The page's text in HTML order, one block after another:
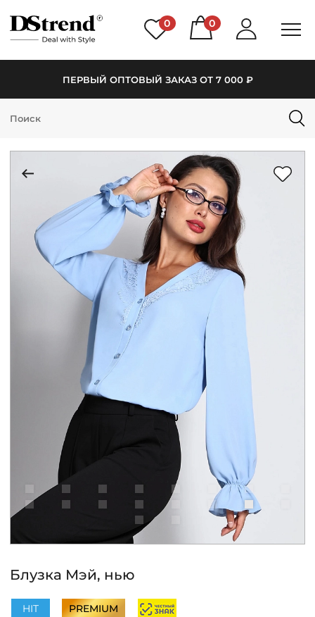
0 0
ПЕРВЫЙ ОПТОВЫЙ ЗАКАЗ ОТ 7 000 ₽
КАТАЛОГ
НОВИНКИ
PREMIUM
РАСПРОДАЖА
КОНТАКТЫ
ЖУРНАЛ
О НАС
СКИДКИ
ЧАСТО ЗАДАВАЕМЫЕ ВОПРОСЫ
Блузка Мэй, нью
HIT PREMIUM